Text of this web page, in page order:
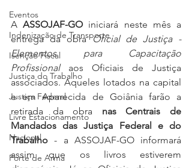
Eventos
Indenização de Transporte
Isenção Fiscal
Justiça do Trabalho
Justiça Federal
Livre Estacionamento
Nacional
Porte de Arma
A ASSOJAF-GO iniciará neste mês a
entrega da obra Oficial de Justiça -
Elementos para Capacitação
Profissional aos Oficiais de Justiça
associados. Aqueles lotados na capital
e em Aparecida de Goiânia farão a
retirada da obra nas Centrais de
Mandados das Justiça Federal e do
Trabalho - a ASSOJAF-GO informará
assim que os livros estiverem